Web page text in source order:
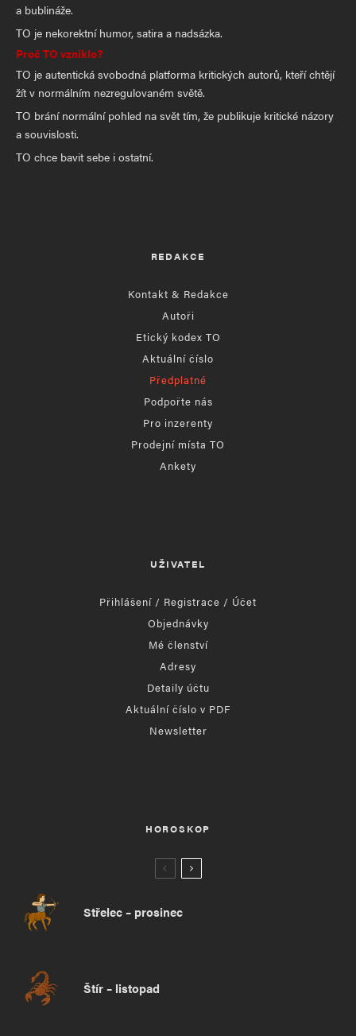
a bublináže.
TO je nekorektní humor, satira a nadsázka.
Proč TO vzniklo?
TO je autentická svobodná platforma kritických autorů, kteří chtějí
žít v normálním nezregulovaném světě.
TO brání normální pohled na svět tím, že publikuje kritické názory
a souvislosti.
TO chce bavit sebe i ostatní.
REDAKCE
Kontakt & Redakce
Autoři
Etický kodex TO
Aktuální číslo
Předplatné
Podpořte nás
Pro inzerenty
Prodejní místa TO
Ankety
UŽIVATEL
Přihlášení / Registrace / Účet
Objednávky
Mé členství
Adresy
Detaily účtu
Aktuální číslo v PDF
Newsletter
HOROSKOP
Střelec – prosinec
Štír – listopad